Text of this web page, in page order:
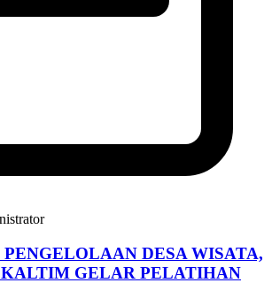
DESA WISATA,
GELAR PELATIHAN